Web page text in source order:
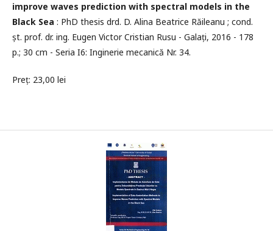
improve waves prediction with spectral models in the
Black Sea : PhD thesis drd. D. Alina Beatrice Răileanu ; cond.
șt. prof. dr. ing. Eugen Victor Cristian Rusu - Galați, 2016 - 178
p.; 30 cm - Seria I6: Inginerie mecanică Nr. 34.
Preț: 23,00 lei